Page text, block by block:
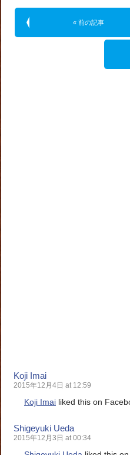
« 前の記事
Koji Imai
2015年12月4日 at 12:59
Koji Imai liked this on
Shigeyuki Ueda
2015年12月3日 at 00:34